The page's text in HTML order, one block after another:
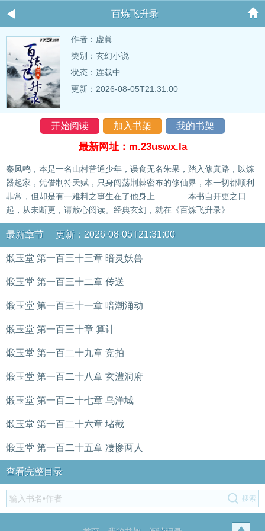
百炼飞升录
作者： 虚眞
类别：玄幻小说
状态：连载中
更新：2026-08-05T21:31:00
开始阅读 加入书架 我的书架
最新网址：m.23uswx.la
秦凤鸣，本是一名山村普通少年，误食无名朱果，踏入修真路，以炼
器起家，凭借制符天赋，只身闯荡荆棘密布的修仙界，本一切都顺利
非常，但却是有一难料之事生在了他身上…… 本书自开更之日
起，从未断更，请放心阅读。经典玄幻，就在《百炼飞升录》
最新章节 更新：2026-08-05T21:31:00
煅玉堂 第一百三十三章 暗灵妖兽
煅玉堂 第一百三十二章 传送
煅玉堂 第一百三十一章 暗潮涌动
煅玉堂 第一百三十章 算计
煅玉堂 第一百二十九章 竞拍
煅玉堂 第一百二十八章 玄澧洞府
煅玉堂 第一百二十七章 乌洋城
煅玉堂 第一百二十六章 堵截
煅玉堂 第一百二十五章 凄惨两人
查看完整目录